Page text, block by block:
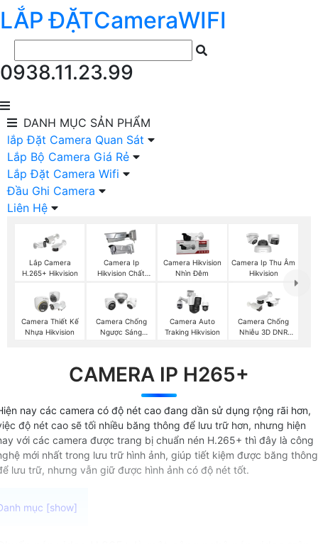
LẮP ĐẶTCameraWIFI
0938.11.23.99
DANH MỤC SẢN PHẨM
lắp Đặt Camera Quan Sát
Lắp Bộ Camera Giá Rẻ
Lắp Đặt Camera Wifi
Đầu Ghi Camera
Liên Hệ
Lắp Camera
H.265+ Hikvision
Camera Ip
Hikvision Chất
Camera Hikvision
Nhìn Đêm
Camera Ip Thu Âm
Hikvision
Camera Thiết Kế
Nhựa Hikvision
Camera Chống
Ngược Sáng
Camera Auto
Traking Hikvision
Camera Chống
Nhiễu 3D DNR
CAMERA IP H265+
nay các camera có độ nét cao đang dần sử dụng rộng rãi hơn,
độ nét cao sẽ tối nhiều băng thông để lưu trữ hơn, nhưng hiện
với các camera được trang bị chuẩn nén H.265+ thì đây là công
mới nhất trong lưu trữ hình ảnh, giúp tiết kiệm được băng thông
lưu trữ, nhưng vẫn giữ được hình ảnh có độ nét tốt.